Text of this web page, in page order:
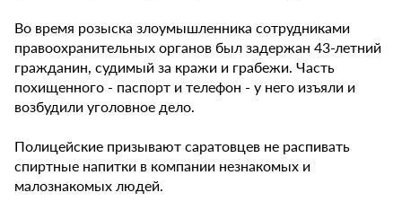
Во время розыска злоумышленника сотрудниками
правоохранительных органов был задержан 43-летний
гражданин, судимый за кражи и грабежи. Часть
похищенного - паспорт и телефон - у него изъяли и
возбудили уголовное дело.
Полицейские призывают саратовцев не распивать
спиртные напитки в компании незнакомых и
малознакомых людей.